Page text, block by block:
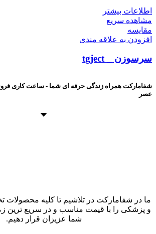
اطلاعات بیشتر
مشاهده سریع
مقایسه
افزودن به علاقه مندی
سرسوزن _ tgject
عصر
ما در شفامارکت در تلاشیم تا کلیه
و پزشکی را با قیمت مناسب و در سریع ترین
شما عزیزان قرار دهیم.